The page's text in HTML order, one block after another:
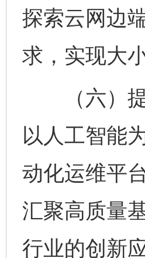
探索云网边
求，实现大
（六）提
以人工智能
动化运维平
汇聚高质量
行业的创新